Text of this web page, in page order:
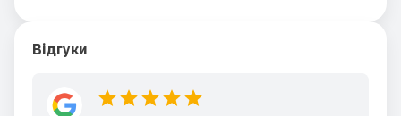
Відгуки